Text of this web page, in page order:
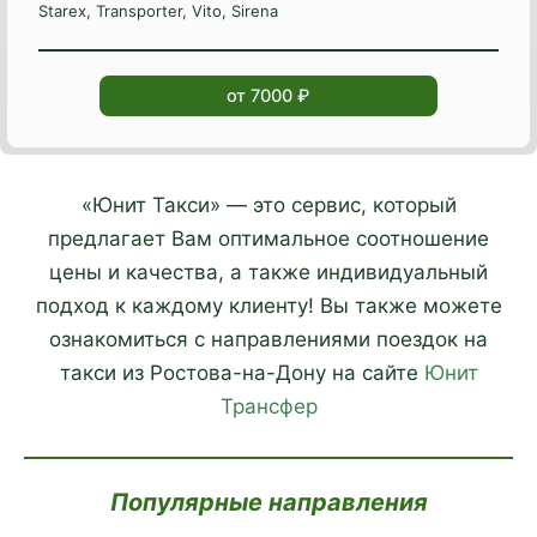
Starex, Transporter, Vito, Sirena
от 7000 ₽
«Юнит Такси» — это сервис, который
предлагает Вам оптимальное соотношение
цены и качества, а также индивидуальный
подход к каждому клиенту! Вы также можете
ознакомиться с направлениями поездок на
такси из Ростова-на-Дону на сайте Юнит
Трансфер
Популярные направления